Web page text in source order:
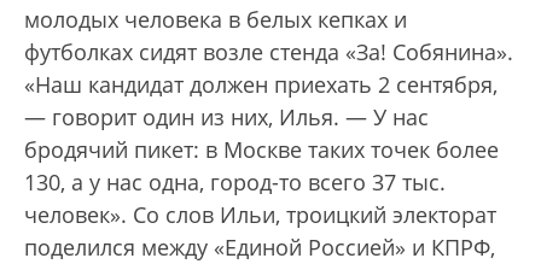
молодых человека в белых кепках и
футболках сидят возле стенда «За! Собянина».
«Наш кандидат должен приехать 2 сентября,
— говорит один из них, Илья. — У нас
бродячий пикет: в Москве таких точек более
130, а у нас одна, город-то всего 37 тыс.
человек». Со слов Ильи, троицкий электорат
поделился между «Единой Россией» и КПРФ,